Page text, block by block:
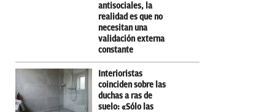
antisociales, la
realidad es que no
necesitan una
validación externa
constante
Interioristas
coinciden sobre las
duchas a ras de
suelo: «Sólo las